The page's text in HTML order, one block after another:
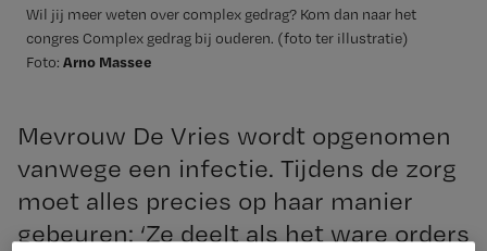
Wil jij meer weten over complex gedrag? Kom dan naar het
congres Complex gedrag bij ouderen. (foto ter illustratie)
Foto: Arno Massee
Mevrouw De Vries wordt opgenomen
vanwege een infectie. Tijdens de zorg
moet alles precies op haar manier
gebeuren: ‘Ze deelt als het ware orders